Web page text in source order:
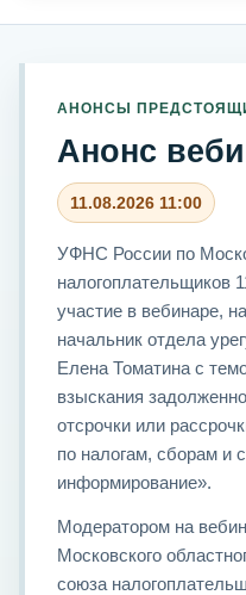
АНОНСЫ
Анонс
11.08.2026 11:00
УФНС России по
налогоплательщиков
участие в вебинаре,
начальник отдела
Елена Томатина с
взыскания
отсрочки или
по налогам, сборам и
информирование».
Модератором на
Московского
союза